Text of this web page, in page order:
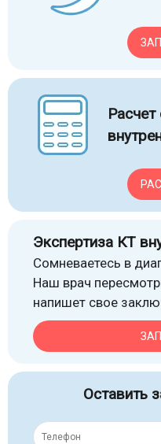
Экспертиза КТ
Сомневаетесь в
Наш врач
напишет свое
Оставить